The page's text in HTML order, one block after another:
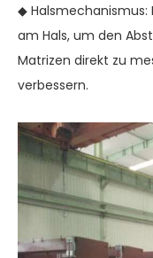
◆ Halsmechanismus:
am Hals, um den
Matrizen direkt zu
verbessern.